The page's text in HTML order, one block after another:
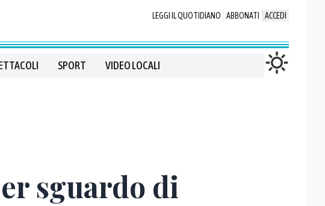
LEGGI IL QUOTIDIANO ABBONATI ACCEDI
SPORT VIDEO LOCALI
sguardo di